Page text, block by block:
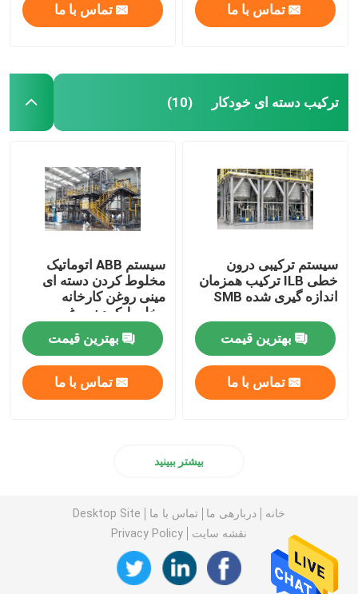
تماس با ما تماس با ما
ترکیب دسته ای خودکار (10)
سیستم ترکیبی درون
خطی ILB ترکیب همزمان
اندازه گیری شده SMB
بهترین قیمت
تماس با ما
سیستم ABB اتوماتیک
مخلوط کردن دسته ای
مینی روغن کارخانه
مخلوط کردن روغن
بهترین قیمت
تماس با ما
بیشتر ببینید
خانه دربارهی ما تماس با ما
Desktop Site
نقشه سایت
Privacy Policy